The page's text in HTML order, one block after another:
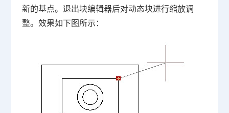
新的基点。退出块编辑器后对动态块进行缩放调
整。效果如下图所示：